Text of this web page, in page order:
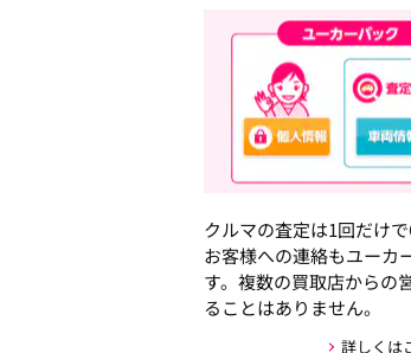
クルマの査定は1回だけで
お客様への連絡もユーカ
す。複数の買取店からの
ることはありません。
詳しくは